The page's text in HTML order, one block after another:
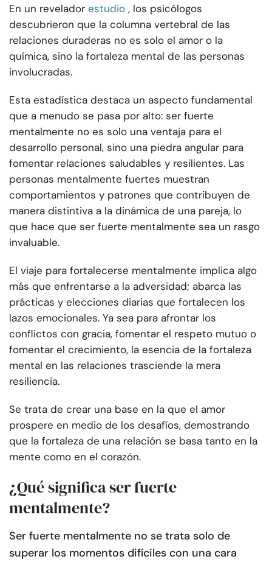
En un revelador estudio , los psicólogos
descubrieron que la columna vertebral de las
relaciones duraderas no es solo el amor o la
química, sino la fortaleza mental de las personas
involucradas.
Esta estadística destaca un aspecto fundamental
que a menudo se pasa por alto: ser fuerte
mentalmente no es solo una ventaja para el
desarrollo personal, sino una piedra angular para
fomentar relaciones saludables y resilientes. Las
personas mentalmente fuertes muestran
comportamientos y patrones que contribuyen de
manera distintiva a la dinámica de una pareja, lo
que hace que ser fuerte mentalmente sea un rasgo
invaluable.
El viaje para fortalecerse mentalmente implica algo
más que enfrentarse a la adversidad; abarca las
prácticas y elecciones diarias que fortalecen los
lazos emocionales. Ya sea para afrontar los
conflictos con gracia, fomentar el respeto mutuo o
fomentar el crecimiento, la esencia de la fortaleza
mental en las relaciones trasciende la mera
resiliencia.
Se trata de crear una base en la que el amor
prospere en medio de los desafíos, demostrando
que la fortaleza de una relación se basa tanto en la
mente como en el corazón.
¿Qué significa ser fuerte
mentalmente?
Ser fuerte mentalmente no se trata solo de
superar los momentos difíciles con una cara